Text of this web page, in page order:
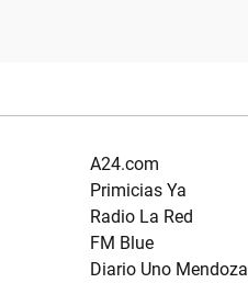
A24.com
Primicias Ya
Radio La Red
FM Blue
Diario Uno Mendoza